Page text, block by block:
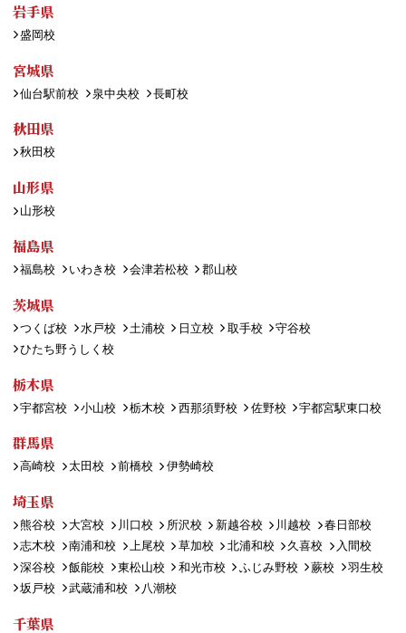
岩手県
盛岡校
宮城県
仙台駅前校 泉中央校 長町校
秋田県
秋田校
山形県
山形校
福島県
福島校 いわき校 会津若松校 郡山校
茨城県
つくば校 水戸校 土浦校 日立校 取手校
守谷校
ひたち野うしく校
栃木県
宇都宮校 小山校 栃木校 西那須野校 佐野校 宇都宮駅東口校
群馬県
高崎校 太田校 前橋校 伊勢崎校
埼玉県
熊谷校 大宮校 川口校 所沢校 新越谷校 川越校
春日部校
志木校
南浦和校 上尾校 草加校 北浦和校 久喜校
入間校
深谷校
飯能校 東松山校 和光市校 ふじみ野校 蕨校
羽生校
坂戸校
武蔵浦和校 八潮校
千葉県